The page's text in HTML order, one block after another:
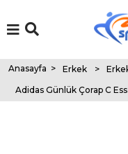
Anasayfa > Erkek >
Adidas Günlük Çorap C